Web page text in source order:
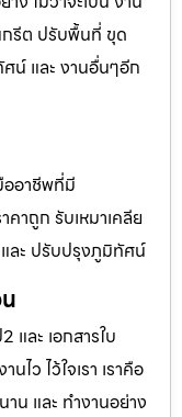
กรีต ปรับพื้นที่ ขุด
น์ และ งานอื่นๆอีก
ออาชีพที่มี
าถูก รับเหมาเคลีย
ละ ปรับปรุงภูมิทัศน์
และ เอกสารใบ
ไว ไว้ใจเรา เราคือ
น และ ทำงานอย่าง